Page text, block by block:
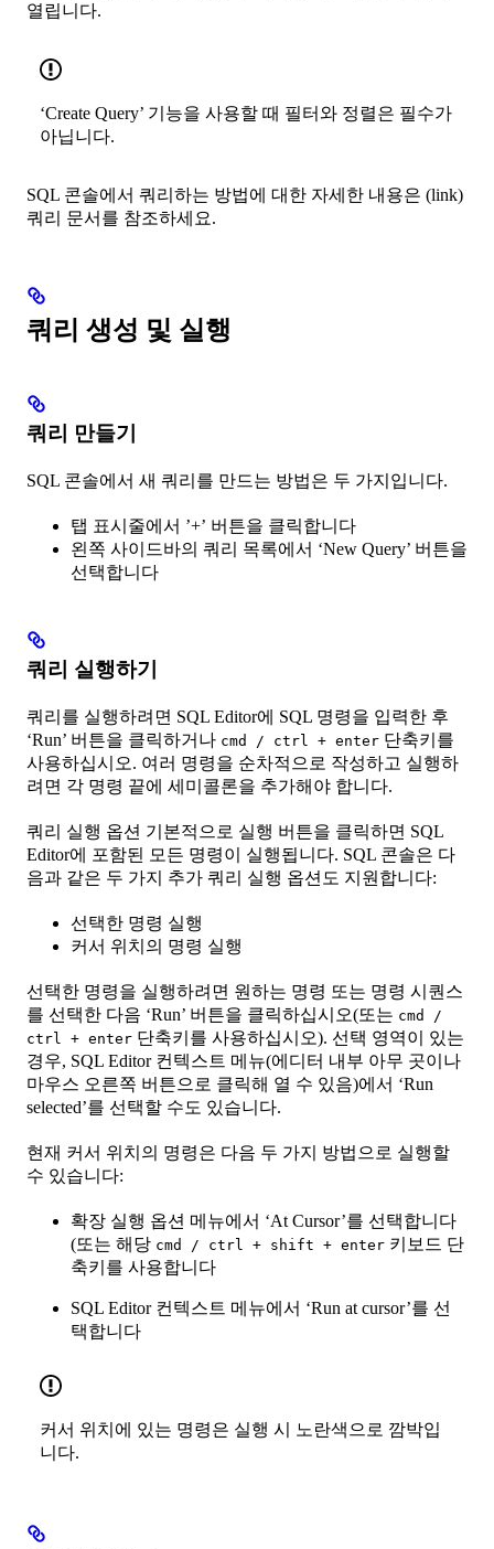
열립니다.
‘Create Query’ 기능을 사용할 때 필터와 정렬은 필수가
아닙니다.
SQL 콘솔에서 쿼리하는 방법에 대한 자세한 내용은 (link)
쿼리 문서를 참조하세요.
쿼리 생성 및 실행
쿼리 만들기
SQL 콘솔에서 새 쿼리를 만드는 방법은 두 가지입니다.
탭 표시줄에서 ’+’ 버튼을 클릭합니다
왼쪽 사이드바의 쿼리 목록에서 ‘New Query’ 버튼을
선택합니다
쿼리 실행하기
쿼리를 실행하려면 SQL Editor에 SQL 명령을 입력한 후
‘Run’ 버튼을 클릭하거나 cmd / ctrl + enter 단축키를
사용하십시오. 여러 명령을 순차적으로 작성하고 실행하
려면 각 명령 끝에 세미콜론을 추가해야 합니다.
쿼리 실행 옵션 기본적으로 실행 버튼을 클릭하면 SQL
Editor에 포함된 모든 명령이 실행됩니다. SQL 콘솔은 다
음과 같은 두 가지 추가 쿼리 실행 옵션도 지원합니다:
선택한 명령 실행
커서 위치의 명령 실행
선택한 명령을 실행하려면 원하는 명령 또는 명령 시퀀스
를 선택한 다음 ‘Run’ 버튼을 클릭하십시오(또는 cmd /
ctrl + enter 단축키를 사용하십시오). 선택 영역이 있는
경우, SQL Editor 컨텍스트 메뉴(에디터 내부 아무 곳이나
마우스 오른쪽 버튼으로 클릭해 열 수 있음)에서 ‘Run
selected’를 선택할 수도 있습니다.
현재 커서 위치의 명령은 다음 두 가지 방법으로 실행할
수 있습니다:
확장 실행 옵션 메뉴에서 ‘At Cursor’를 선택합니다
(또는 해당 cmd / ctrl + shift + enter 키보드 단
축키를 사용합니다
SQL Editor 컨텍스트 메뉴에서 ‘Run at cursor’를 선
택합니다
커서 위치에 있는 명령은 실행 시 노란색으로 깜박입
니다.